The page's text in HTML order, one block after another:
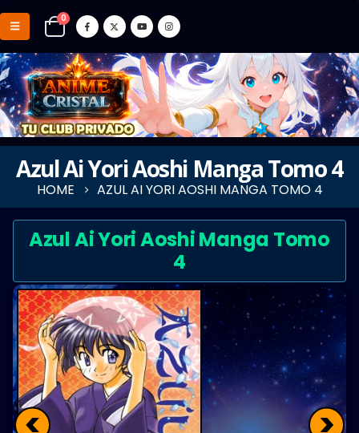
0
Azul Ai Yori Aoshi Manga Tomo 4
HOME AZUL AI YORI AOSHI MANGA TOMO 4
Azul Ai Yori Aoshi Manga Tomo
4